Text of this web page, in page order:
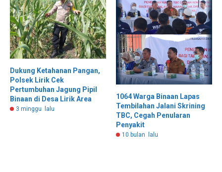
Dukung Ketahanan Pangan,
Polsek Lirik Cek
Pertumbuhan Jagung Pipil
Binaan di Desa Lirik Area
3 minggu lalu
1064 Warga Binaan Lapas
Tembilahan Jalani Skrining
TBC, Cegah Penularan
Penyakit
10 bulan lalu